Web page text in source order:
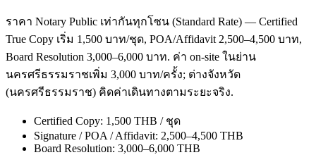
ราคา Notary Public เท่ากันทุกโซน (Standard Rate) — Certified
True Copy เริ่ม 1,500 บาท/ชุด, POA/Affidavit 2,500–4,500 บาท,
Board Resolution 3,000–6,000 บาท. ค่า on-site ในย่าน
นครศรีธรรมราชเพิ่ม 3,000 บาท/ครั้ง; ต่างจังหวัด
(นครศรีธรรมราช) คิดค่าเดินทางตามระยะจริง.
Certified Copy: 1,500 THB / ชุด
Signature / POA / Affidavit: 2,500–4,500 THB
Board Resolution: 3,000–6,000 THB